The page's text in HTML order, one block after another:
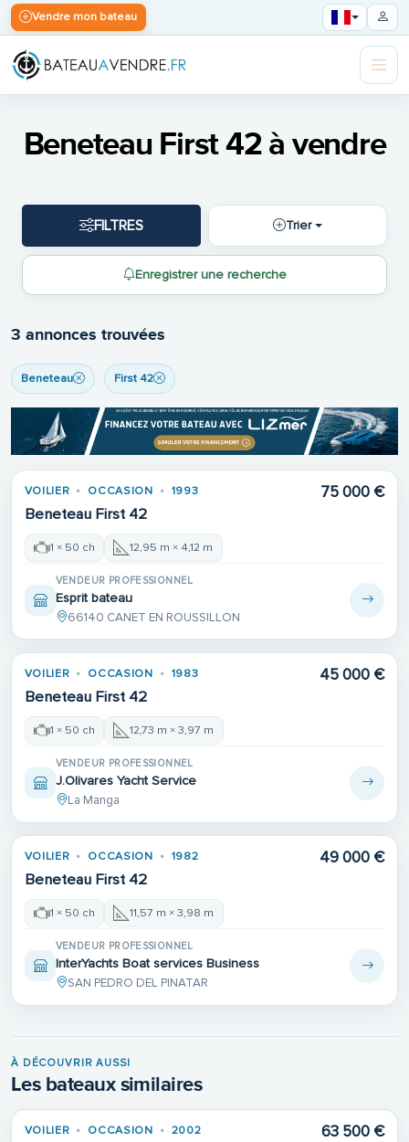
Vendre mon bateau
Beneteau First 42 à vendre
FILTRES Trier
Enregistrer une recherche
3 annonces trouvées
Beneteau First 42
VOILIER OCCASION 1993
Beneteau First 42
75 000 €
1 × 50 ch 12,95 m × 4,12 m
VENDEUR PROFESSIONNEL
Esprit bateau
66140 CANET EN ROUSSILLON
VOILIER OCCASION 1983
Beneteau First 42
45 000 €
1 × 50 ch 12,73 m × 3,97 m
VENDEUR PROFESSIONNEL
J.Olivares Yacht Service
La Manga
VOILIER OCCASION 1982
Beneteau First 42
49 000 €
1 × 50 ch 11,57 m × 3,98 m
VENDEUR PROFESSIONNEL
InterYachts Boat services Business
SAN PEDRO DEL PINATAR
À DÉCOUVRIR AUSSI
Les bateaux similaires
VOILIER OCCASION 2002 63 500 €